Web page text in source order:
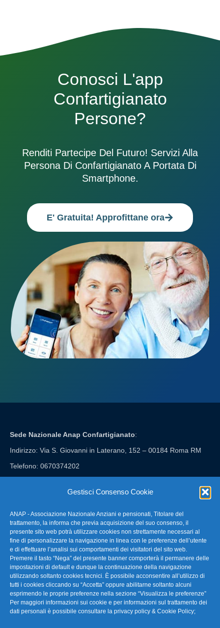
Gestisci Consenso Cookie
ANAP - Associazione Nazionale Anziani e pensionati, Titolare del
trattamento, la informa che previa acquisizione del suo consenso, il
presente sito web potrà utilizzare cookies non strettamente necessari al
fine di personalizzare la navigazione in linea con le preferenze dell’utente
e di effettuare l’analisi sui comportamenti dei visitatori del sito web.
Premere il tasto “Nega” del presente banner comporterà il permanere delle
impostazioni di default e dunque la continuazione della navigazione
utilizzando soltanto cookies tecnici. È possibile acconsentire all’utilizzo di
tutti i cookies cliccando su “Accetta” oppure abilitarne soltanto alcuni
esprimendo le proprie preferenze nella sezione “Visualizza le preferenze”
Per maggiori informazioni sui cookie e per informazioni sul trattamento dei
dati personali è possibile consultare la privacy policy & Cookie Policy;
Conosci L'app
Confartigianato
Persone?
Renditi Partecipe Del Futuro! Servizi Alla
Persona Di Confartigianato A Portata Di
Smartphone.
E' Gratuita! Approfittane ora
Sede Nazionale Anap Confartigianato:
Indirizzo: Via S. Giovanni in Laterano, 152 – 00184 Roma RM
Telefono: 0670374202
FAQ – Domande Frequenti
La nostra Newsletter
Link Utili
TG Confartigianato
Privacy & Cookie Policy